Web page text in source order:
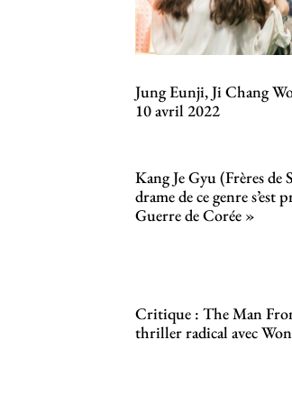
Jung Eunji, Ji Chang
10 avril 2022
Kang Je Gyu (Frères de
drame de ce genre
Guerre de Corée »
Critique : The Man
thriller radical avec